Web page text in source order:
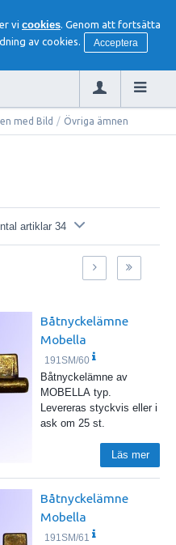
vi cookies. Genom att fortsätta
av cookies.
Acceptera
med Bild / Övriga ämnen
artiklar 34
Båtnyckelämne
Mobella
191SM/60
Båtnyckelämne av
MOBELLA typ.
Levereras styckvis eller i
ask om 25 st.
Läs mer
Båtnyckelämne
Mobella
191SM/61